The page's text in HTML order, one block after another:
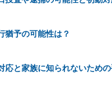
猶予の可能性は？